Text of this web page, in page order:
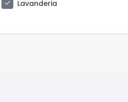
check
Lavanderia